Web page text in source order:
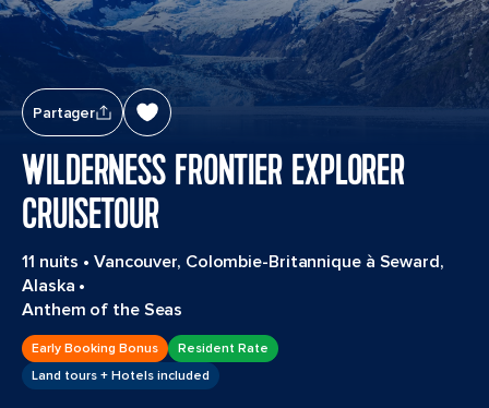
Partager
WILDERNESS FRONTIER EXPLORER
CRUISETOUR
11 nuits • Vancouver, Colombie-Britannique à Seward,
Alaska •
Anthem of the Seas
Early Booking Bonus
Resident Rate
Land tours + Hotels included